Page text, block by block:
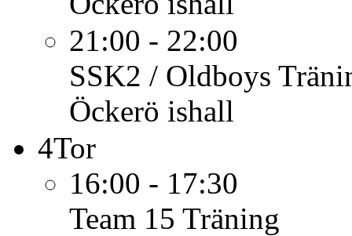
21:00 - 22:00
SSK2 / Oldboys
Öckerö ishall
4Tor
16:00 - 17:30
Team 15 Träning